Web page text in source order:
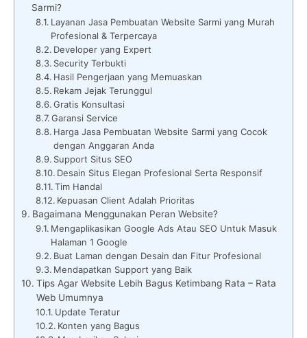
Sarmi?
Layanan Jasa Pembuatan Website Sarmi yang Murah
Profesional & Terpercaya
Developer yang Expert
Security Terbukti
Hasil Pengerjaan yang Memuaskan
Rekam Jejak Terunggul
Gratis Konsultasi
Garansi Service
Harga Jasa Pembuatan Website Sarmi yang Cocok
dengan Anggaran Anda
Support Situs SEO
Desain Situs Elegan Profesional Serta Responsif
Tim Handal
Kepuasan Client Adalah Prioritas
Bagaimana Menggunakan Peran Website?
Mengaplikasikan Google Ads Atau SEO Untuk Masuk
Halaman 1 Google
Buat Laman dengan Desain dan Fitur Profesional
Mendapatkan Support yang Baik
Tips Agar Website Lebih Bagus Ketimbang Rata – Rata
Web Umumnya
Update Teratur
Konten yang Bagus